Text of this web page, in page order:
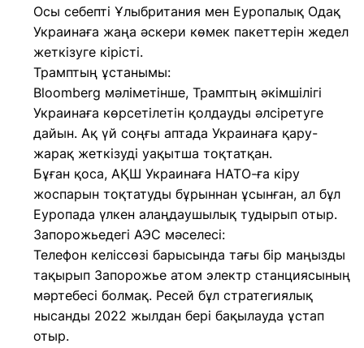
Осы себепті Ұлыбритания мен Еуропалық Одақ
Украинаға жаңа әскери көмек пакеттерін жедел
жеткізуге кірісті.
Трамптың ұстанымы:
Bloomberg мәліметінше, Трамптың әкімшілігі
Украинаға көрсетілетін қолдауды әлсіретуге
дайын. Ақ үй соңғы аптада Украинаға қару-
жарақ жеткізуді уақытша тоқтатқан.
Бұған қоса, АҚШ Украинаға НАТО-ға кіру
жоспарын тоқтатуды бұрыннан ұсынған, ал бұл
Еуропада үлкен алаңдаушылық тудырып отыр.
Запорожьедегі АЭС мәселесі:
Телефон келіссөзі барысында тағы бір маңызды
тақырып Запорожье атом электр станциясының
мәртебесі болмақ. Ресей бұл стратегиялық
нысанды 2022 жылдан бері бақылауда ұстап
отыр.